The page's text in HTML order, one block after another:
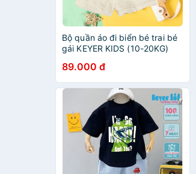
Bộ quần áo đi biển bé trai bé
gái KEYER KIDS (10-20KG)
du lịch hè họa tiết nổi bậc
89.000 đ